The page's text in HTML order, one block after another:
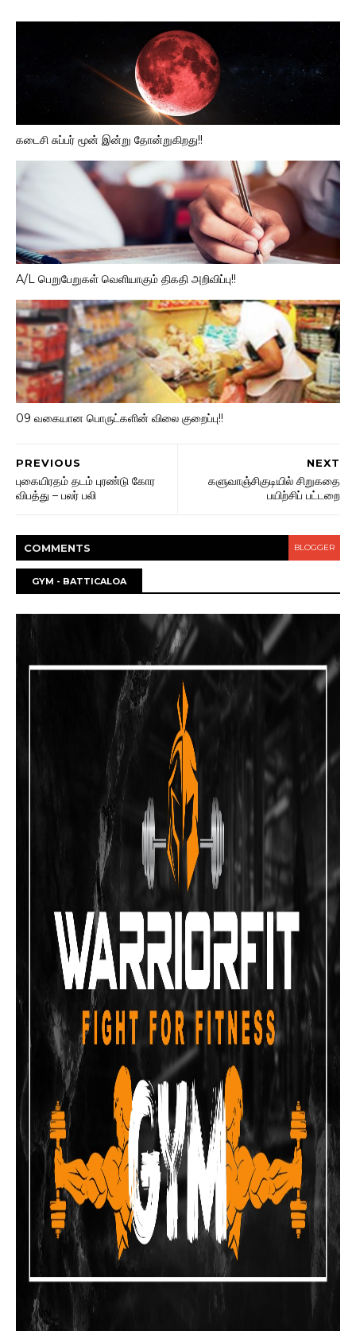
கடைசி சுப்பர் மூன் இன்று தோன்றுகிறது!!
A/L பெறுபேறுகள் வெளியாகும் திகதி அறிவிப்பு!!
09 வகையான பொருட்களின் விலை குறைப்பு!!
NEXT
களுவாஞ்சிகுடியில் சிறுகதை
பயிற்சிப் பட்டறை
PREVIOUS
புகையிரதம் தடம் புரண்டு கோர
விபத்து – பலர் பலி
COMMENTS BLOGGER
GYM - BATTICALOA